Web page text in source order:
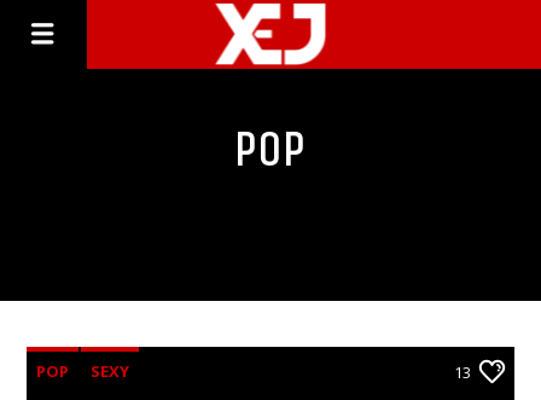
POP
POP SEXY 13